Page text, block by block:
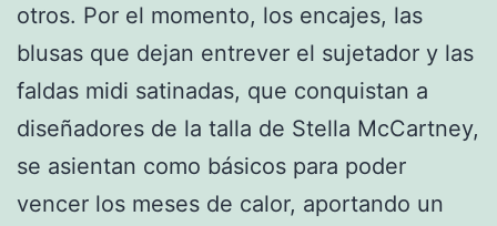
otros. Por el momento, los encajes, las
blusas que dejan entrever el sujetador y las
faldas midi satinadas, que conquistan a
diseñadores de la talla de Stella McCartney,
se asientan como básicos para poder
vencer los meses de calor, aportando un